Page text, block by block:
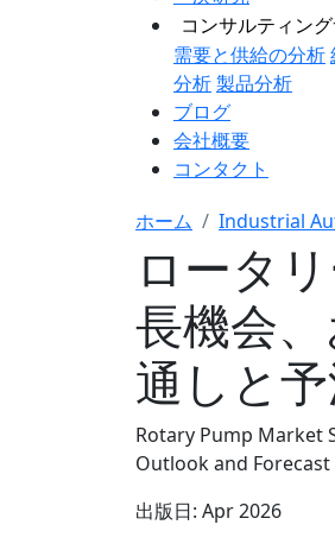
コンサルティン
需要と供給の分析
分析製品分析
ブログ
会社概要
コンタクト
ホーム Industrial
ロータ
長機会
通しと
Rotary Pump Market
Outlook and Forecast
出版日: Apr 2026